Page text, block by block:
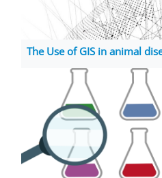
The Use of GIS in animal